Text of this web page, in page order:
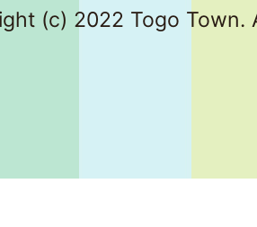
(c) 2022 Togo Town.